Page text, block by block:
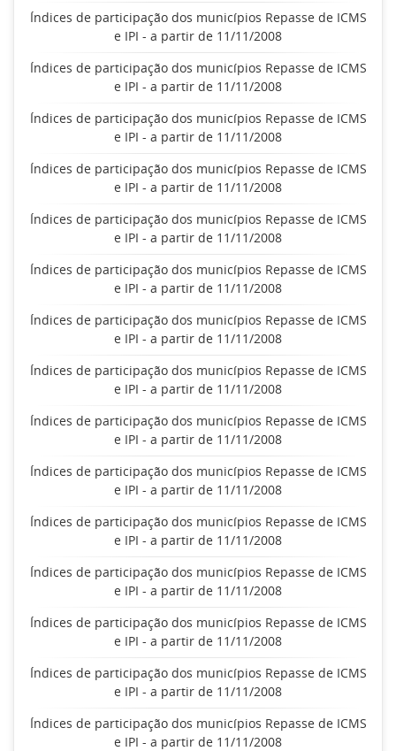
Índices de participação dos municípios Repasse de ICMS
e IPI - a partir de 11/11/2008
Índices de participação dos municípios Repasse de ICMS
e IPI - a partir de 11/11/2008
Índices de participação dos municípios Repasse de ICMS
e IPI - a partir de 11/11/2008
Índices de participação dos municípios Repasse de ICMS
e IPI - a partir de 11/11/2008
Índices de participação dos municípios Repasse de ICMS
e IPI - a partir de 11/11/2008
Índices de participação dos municípios Repasse de ICMS
e IPI - a partir de 11/11/2008
Índices de participação dos municípios Repasse de ICMS
e IPI - a partir de 11/11/2008
Índices de participação dos municípios Repasse de ICMS
e IPI - a partir de 11/11/2008
Índices de participação dos municípios Repasse de ICMS
e IPI - a partir de 11/11/2008
Índices de participação dos municípios Repasse de ICMS
e IPI - a partir de 11/11/2008
Índices de participação dos municípios Repasse de ICMS
e IPI - a partir de 11/11/2008
Índices de participação dos municípios Repasse de ICMS
e IPI - a partir de 11/11/2008
Índices de participação dos municípios Repasse de ICMS
e IPI - a partir de 11/11/2008
Índices de participação dos municípios Repasse de ICMS
e IPI - a partir de 11/11/2008
Índices de participação dos municípios Repasse de ICMS
e IPI - a partir de 11/11/2008